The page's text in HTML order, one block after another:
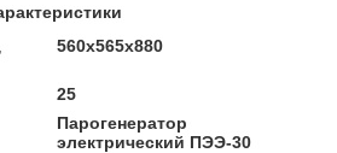
560х565х880
25
Парогенератор
электрический ПЭЭ-30